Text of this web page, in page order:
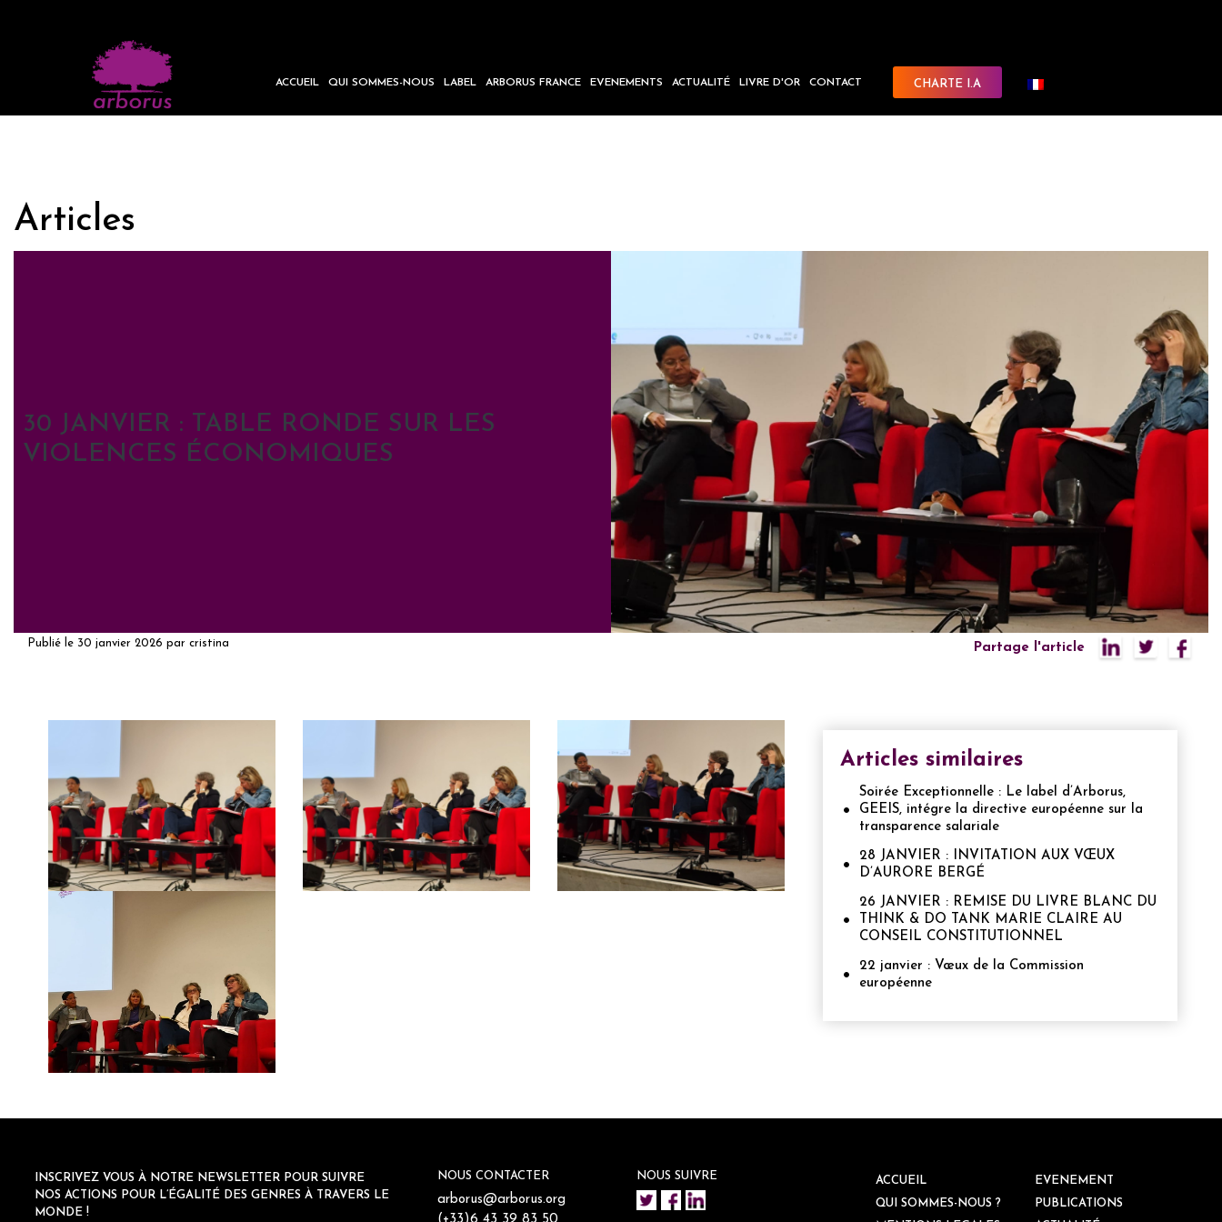
ACCUEIL QUI SOMMES-NOUS LABEL ARBORUS FRANCE EVENEMENTS ACTUALITÉ LIVRE D'OR CONTACT CHARTE I.A
Articles
30 JANVIER : TABLE RONDE SUR LES
VIOLENCES ÉCONOMIQUES
Publié le 30 janvier 2026 par cristina Partage l'article
Articles similaires
Soirée Exceptionnelle : Le label d’Arborus,
GEEIS, intégre la directive européenne sur la
transparence salariale
28 JANVIER : INVITATION AUX VŒUX
D’AURORE BERGÉ
26 JANVIER : REMISE DU LIVRE BLANC DU
THINK & DO TANK MARIE CLAIRE AU
CONSEIL CONSTITUTIONNEL
22 janvier : Vœux de la Commission
européenne
INSCRIVEZ VOUS À NOTRE NEWSLETTER POUR SUIVRE
NOS ACTIONS POUR L’ÉGALITÉ DES GENRES À TRAVERS LE
MONDE !
NOUS CONTACTER
arborus@arborus.org
NOUS SUIVRE ACCUEIL
EVENEMENT
QUI SOMMES-NOUS ?
PUBLICATIONS